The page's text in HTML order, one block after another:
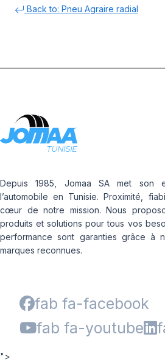
Back to: Pneu Agraire radial
Depuis 1985, Jomaa SA met son
l’automobile en Tunisie. Proximité,
cœur de notre mission. Nous
produits et solutions pour tous vos
performance sont garanties grâce à
marques reconnues.
fab fa-facebook
fab fa-youtube
">